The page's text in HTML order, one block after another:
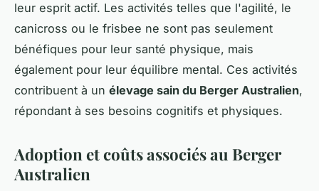
leur esprit actif. Les activités telles que l'agilité, le
canicross ou le frisbee ne sont pas seulement
bénéfiques pour leur santé physique, mais
également pour leur équilibre mental. Ces activités
contribuent à un élevage sain du Berger Australien,
répondant à ses besoins cognitifs et physiques.
Adoption et coûts associés au Berger
Australien